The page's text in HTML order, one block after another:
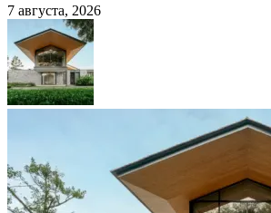
7 августа, 2026